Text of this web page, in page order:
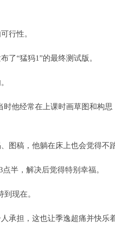
行性。
了“猛犸1”的最终测试版。
时他经常在上课时画草图和构
图稿，他躺在床上也会觉得不
半，解决后觉得特别幸福。
现在。
承担，这也让季逸超痛并快乐着